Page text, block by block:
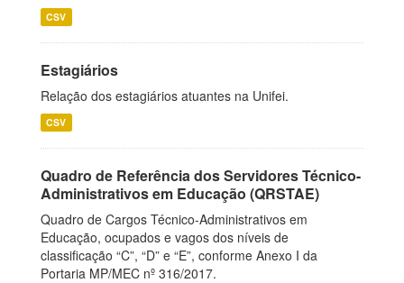
CSV
Estagiários
Relação dos estagiários atuantes na Unifei.
CSV
Quadro de Referência dos Servidores Técnico-
Administrativos em Educação (QRSTAE)
Quadro de Cargos Técnico-Administrativos em
Educação, ocupados e vagos dos níveis de
classificação “C”, “D” e “E”, conforme Anexo I da
Portaria MP/MEC nº 316/2017.